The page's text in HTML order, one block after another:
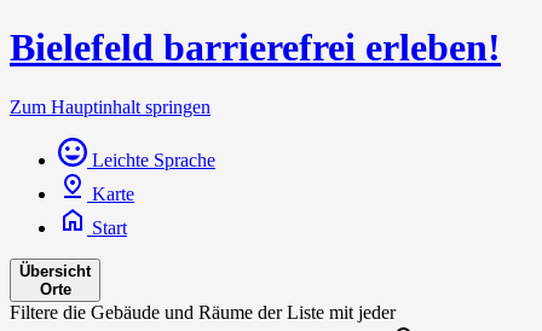
Bielefeld barrierefrei erleben!
Zum Hauptinhalt springen
Leichte Sprache
Karte
Start
Übersicht
Orte
Filtere die Gebäude und Räume der Liste mit jeder